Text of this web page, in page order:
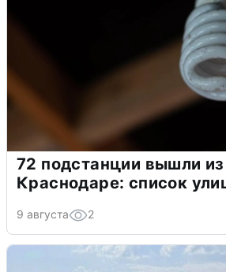
72 подстанции вышли из
Краснодаре: список
9 августа 2